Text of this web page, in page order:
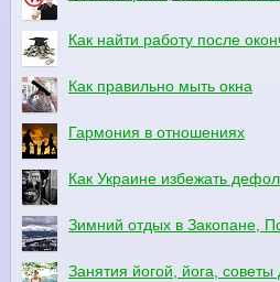
Как найти работу после
Как правильно мыть окна
Гармония в отношениях
Как Украине избежать
Зимний отдых в Закопане,
Занятия йогой, йога,